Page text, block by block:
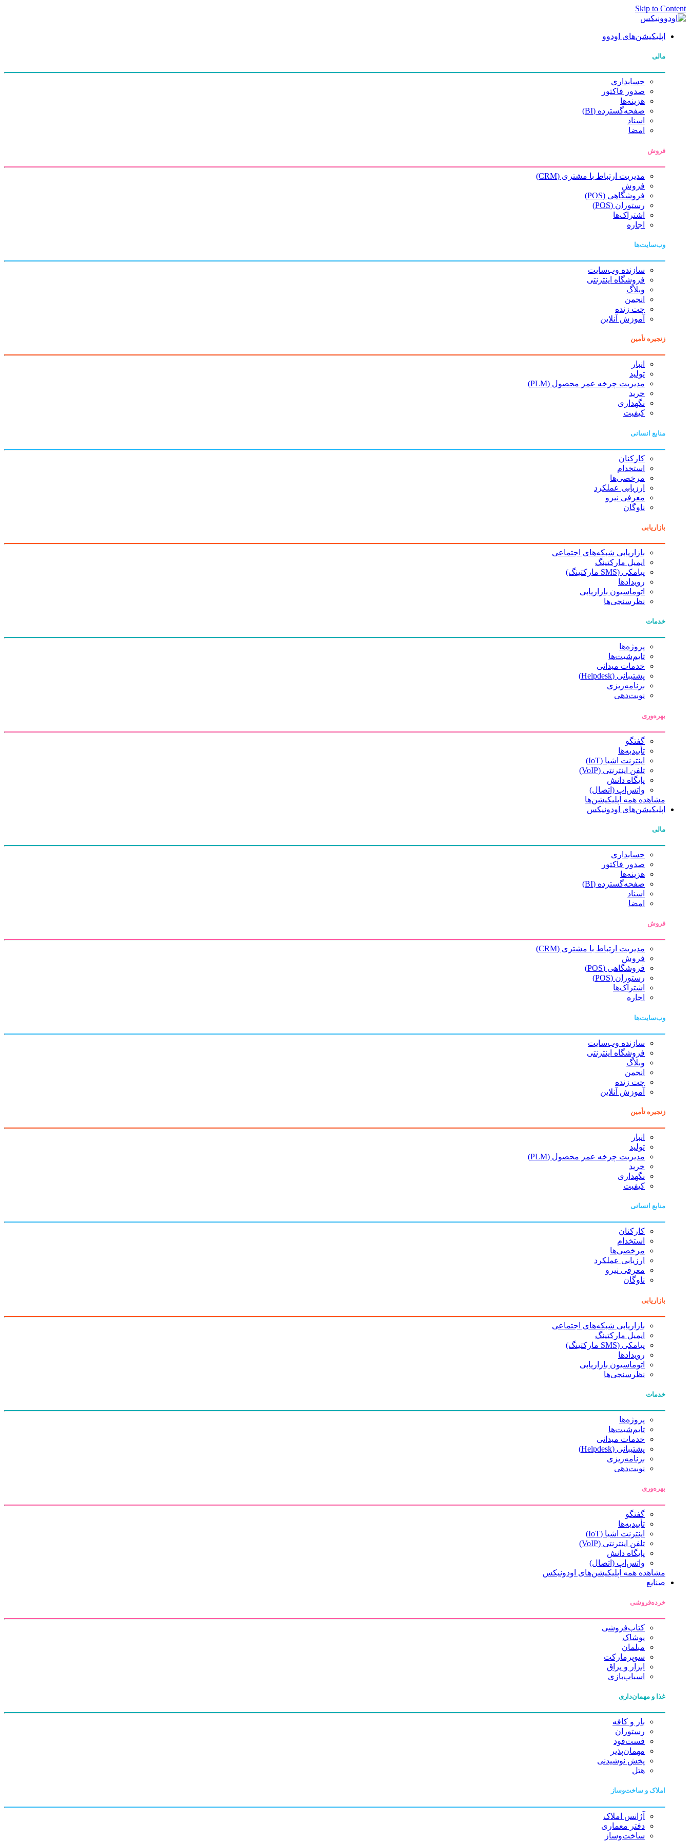
Skip to Content
اپلیکیشن‌های اودوو
مالی
حسابداری
صدور فاکتور
هزینه‌ها
صفحه‌گسترده (BI)
اسناد
امضا
فروش
مدیریت ارتباط با مشتری (CRM)
فروش
فروشگاهی (POS)
رستوران (POS)
اشتراک‌ها
اجاره
وب‌سایت‌ها
سازنده وب‌سایت
فروشگاه اینترنتی
وبلاگ
انجمن
چت زنده
آموزش آنلاین
زنجیره تأمین
انبار
تولید
مدیریت چرخه عمر محصول (PLM)
خرید
نگهداری
کیفیت
منابع انسانی
کارکنان
استخدام
مرخصی‌ها
ارزیابی عملکرد
معرفی نیرو
ناوگان
بازاریابی
بازاریابی شبکه‌های اجتماعی
ایمیل مارکتینگ
پیامکی (SMS مارکتینگ)
رویدادها
اتوماسیون بازاریابی
نظرسنجی‌ها
خدمات
پروژه‌ها
تایم‌شیت‌ها
خدمات میدانی
پشتیبانی (Helpdesk)
برنامه‌ریزی
نوبت‌دهی
بهره‌وری
گفتگو
تأییدیه‌ها
اینترنت اشیا (IoT)
تلفن اینترنتی (VoIP)
پایگاه دانش
واتس‌اپ (اتصال)
مشاهده همه اپلیکیشن‌ها
اپلیکیشن‌های اودونیکس
مالی
حسابداری
صدور فاکتور
هزینه‌ها
صفحه‌گسترده (BI)
اسناد
امضا
فروش
مدیریت ارتباط با مشتری (CRM)
فروش
فروشگاهی (POS)
رستوران (POS)
اشتراک‌ها
اجاره
وب‌سایت‌ها
سازنده وب‌سایت
فروشگاه اینترنتی
وبلاگ
انجمن
چت زنده
آموزش آنلاین
زنجیره تأمین
انبار
تولید
مدیریت چرخه عمر محصول (PLM)
خرید
نگهداری
کیفیت
منابع انسانی
کارکنان
استخدام
مرخصی‌ها
ارزیابی عملکرد
معرفی نیرو
ناوگان
بازاریابی
بازاریابی شبکه‌های اجتماعی
ایمیل مارکتینگ
پیامکی (SMS مارکتینگ)
رویدادها
اتوماسیون بازاریابی
نظرسنجی‌ها
خدمات
پروژه‌ها
تایم‌شیت‌ها
خدمات میدانی
پشتیبانی (Helpdesk)
برنامه‌ریزی
نوبت‌دهی
بهره‌وری
گفتگو
تأییدیه‌ها
اینترنت اشیا (IoT)
تلفن اینترنتی (VoIP)
پایگاه دانش
واتس‌اپ (اتصال)
مشاهده همه اپلیکیشن‌های اودونیکس
صنایع
خرده‌فروشی
کتاب‌فروشی
پوشاک
مبلمان
سوپرمارکت
ابزار و یراق
اسباب‌بازی
غذا و مهمان‌داری
بار و کافه
رستوران
فست‌فود
مهمان‌پذیر
پخش نوشیدنی
هتل
املاک و ساخت‌وساز
آژانس املاک
دفتر معماری
ساخت‌وساز